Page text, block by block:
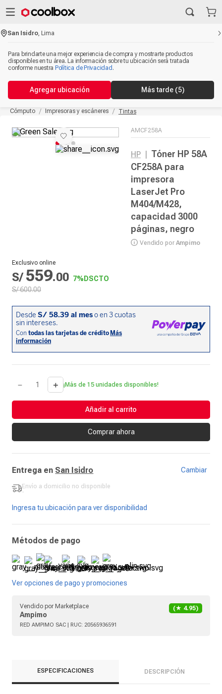
San Isidro ,Lima
Para brindarte una mejor experiencia de compra y mostrarte productos
disponibles en tu área. La información sobre tu ubicación será tratada
conforme nuestra Política de Privacidad .
Agregar ubicación Más tarde (5)
Cómputo Impresoras y escáneres Tintas
AMCF258A
HP
Tóner HP 58A
CF258A para
impresora
LaserJet Pro
M404/M428,
capacidad 3000
páginas, negro
Vendido por Ampimo
Exclusivo online
S/ 559.00 7% DSCTO
S/600.00
＋
－ ¡Más de 15 unidades disponibles!
Añadir al carrito
Comprar ahora
Entrega en San Isidro Cambiar
Envío a domicilio no disponible
-
Ingresa tu ubicación para ver disponibilidad
Métodos de pago
Ver opciones de pago y promociones
Vendido por Marketplace
Ampimo
(★ 4.95)
RED AMPIMO SAC | RUC: 20565936591
ESPECIFICACIONES DESCRIPCIÓN